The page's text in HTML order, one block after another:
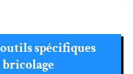
spécifiques
bricolage